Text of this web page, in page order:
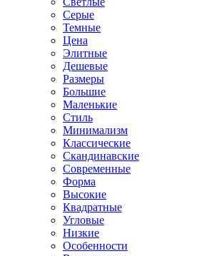
Серые
Темные
Цена
Элитные
Дешевые
Размеры
Большие
Маленькие
Стиль
Минимализм
Классические
Скандинавские
Современные
Форма
Высокие
Квадратные
Угловые
Низкие
Особенности